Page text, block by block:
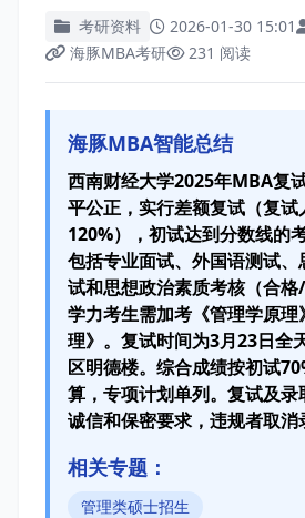
考研资料 2026-01-30 15:01
海豚MBA考研
231 阅读
海豚MBA智能总结
西南财经大学2025年MBA复
平公正，实行差额复试（复
120%），初试达到分数线的
包括专业面试、外国语测试
试和思想政治素质考核（合
学力考生需加考《管理学原理
理》。复试时间为3月23日全
区明德楼。综合成绩按初试
算，专项计划单列。复试及
诚信和保密要求，违规者取消
相关专题：
管理类硕士招生